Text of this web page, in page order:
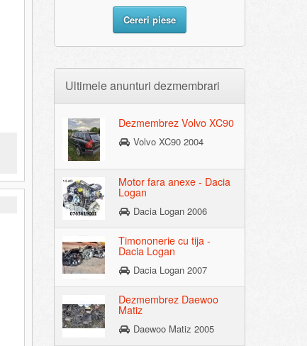
Cereri piese
Ultimele anunturi dezmembrari
Dezmembrez Volvo XC90
Volvo XC90 2004
Motor fara anexe - Dacia
Logan
Dacia Logan 2006
Timononerie cu tija -
Dacia Logan
Dacia Logan 2007
Dezmembrez Daewoo
Matiz
Daewoo Matiz 2005